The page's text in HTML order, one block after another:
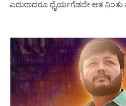
ಎದುರಾದರೂ ಧೈರ್ಯಗೆಡದೇ ಆತ